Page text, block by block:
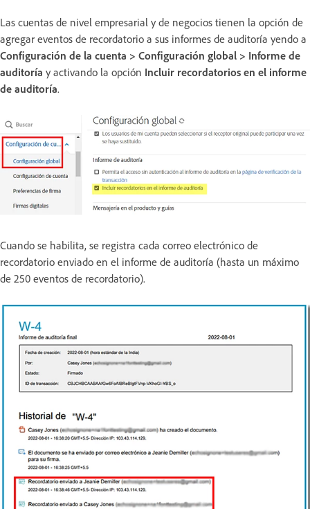
Las cuentas de nivel empresarial y de negocios tienen la opción de
agregar eventos de recordatorio a sus informes de auditoría yendo a
Configuración de la cuenta > Configuración global > Informe de
auditoría y activando la opción Incluir recordatorios en el informe
de auditoría.
Cuando se habilita, se registra cada correo electrónico de
recordatorio enviado en el informe de auditoría (hasta un máximo
de 250 eventos de recordatorio).